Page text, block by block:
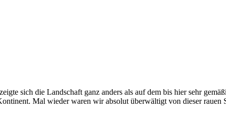
sich die Landschaft ganz anders als auf dem bis hier sehr
Mal wieder waren wir absolut überwältigt von dieser rauen